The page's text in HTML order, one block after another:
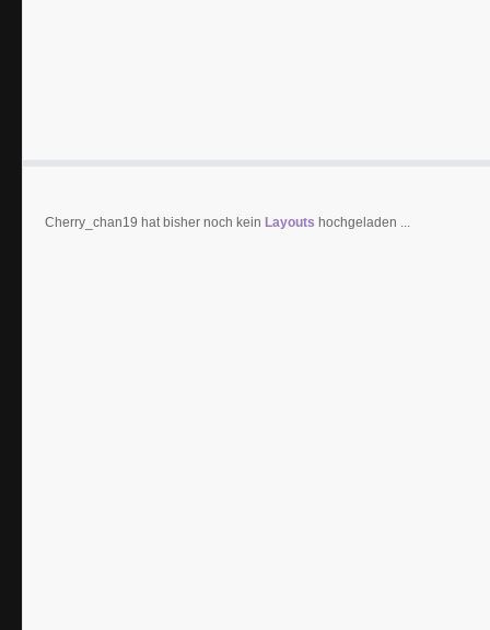
Cherry_chan19 hat bisher noch kein Layouts hochgeladen ...